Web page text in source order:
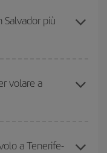
più
stagione, acquisti in
date e agli orari di
volare a
voli economici. Indica
a Tenerife-